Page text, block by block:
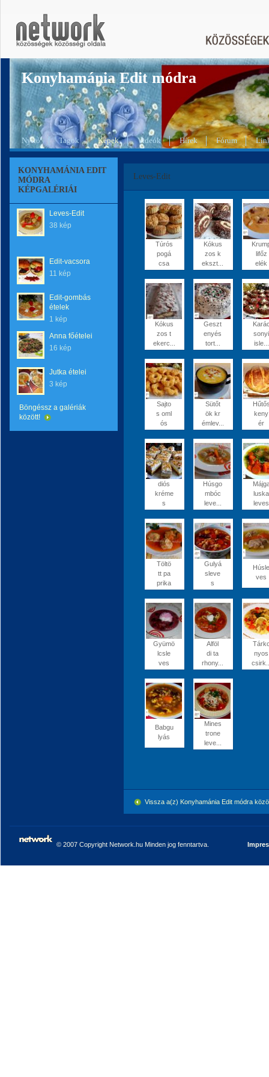
Konyhamánia Edit módra
Nyitó Tagok Képek Videók Hírek Fórum
KONYHAMÁNIA EDIT
MÓDRA
KÉPGALÉRIÁI
Leves-Edit
38 kép
Edit-vacsora
11 kép
Edit-gombás
ételek
1 kép
Anna főételei
16 kép
Jutka ételei
3 kép
Böngéssz a galériák
között!
Leves-Edit
Túrós
pogá
csa
Kókus
zos k
ekszt...
lifőz
elék
Kókus
zos t
ekerc...
Geszt
enyés
tort...
sonyi
isle...
Sajto
s oml
ós
Sütőt
ök kr
émlev...
keny
ér
diós
kréme
s
Húsgo
mbóc
leve...
luska
leves
Töltö
tt pa
prika
Gulyá
sleve
s
Húsle
ves
Gyümö
lcsle
ves
Alföl
di ta
rhony...
nyos
Babgu
lyás
Mines
trone
leve...
Vissza a(z) Konyhamánia Edit módra
© 2007 Copyright Network.hu Minden jog fenntartva.